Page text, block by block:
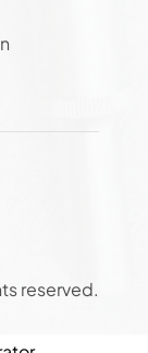
reserved.